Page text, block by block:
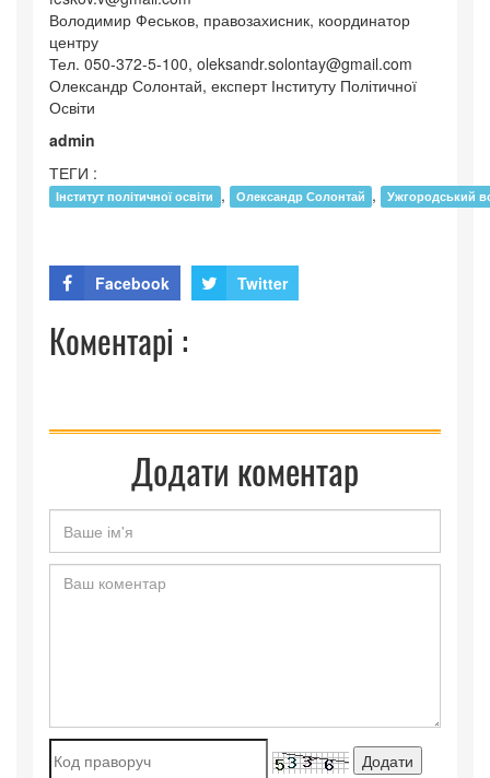
Володимир Феськов, правозахисник, координатор
центру
Тел. 050-372-5-100, oleksandr.solontay@gmail.com
Олександр Солонтай, експерт Інституту Політичної
Освіти
admin
ТЕГИ :
Інститут політичної освіти , Олександр Солонтай , Ужгородський
Facebook Twitter
Коментарі :
Додати коментар